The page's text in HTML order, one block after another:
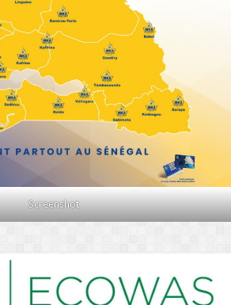
Screenshot